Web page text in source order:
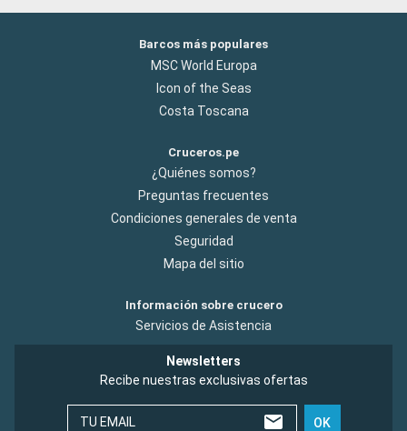
Barcos más populares
MSC World Europa
Icon of the Seas
Costa Toscana
Cruceros.pe
¿Quiénes somos?
Preguntas frecuentes
Condiciones generales de venta
Seguridad
Mapa del sitio
Información sobre crucero
Servicios de Asistencia
Newsletters
Recibe nuestras exclusivas ofertas
TU EMAIL OK